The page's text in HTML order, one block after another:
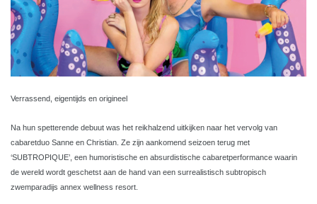
Verrassend, eigentijds en origineel
Na hun spetterende debuut was het reikhalzend uitkijken naar het vervolg van
cabaretduo Sanne en Christian. Ze zijn aankomend seizoen terug met
‘SUBTROPIQUE’, een humoristische en absurdistische cabaretperformance waarin
de wereld wordt geschetst aan de hand van een surrealistisch subtropisch
zwemparadijs annex wellness resort.